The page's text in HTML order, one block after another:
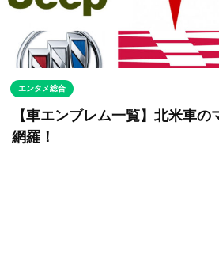
エンタメ総合
【車エンブレム一覧】北米車
網羅！